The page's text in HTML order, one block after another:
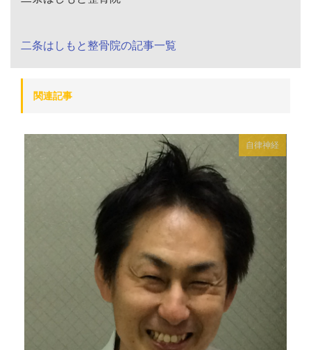
二条はしもと整骨院の記事一覧
関連記事
自律神経